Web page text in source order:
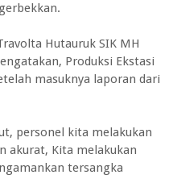
Hutauruk SIK MH
Produksi Ekstasi
masuknya laporan dari
personel kita melakukan
akurat, Kita melakukan
tersangka